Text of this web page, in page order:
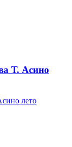
Т. Асино